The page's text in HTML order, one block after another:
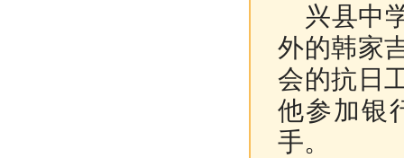
兴县中
外的韩家
会的抗日
他参加银
手。